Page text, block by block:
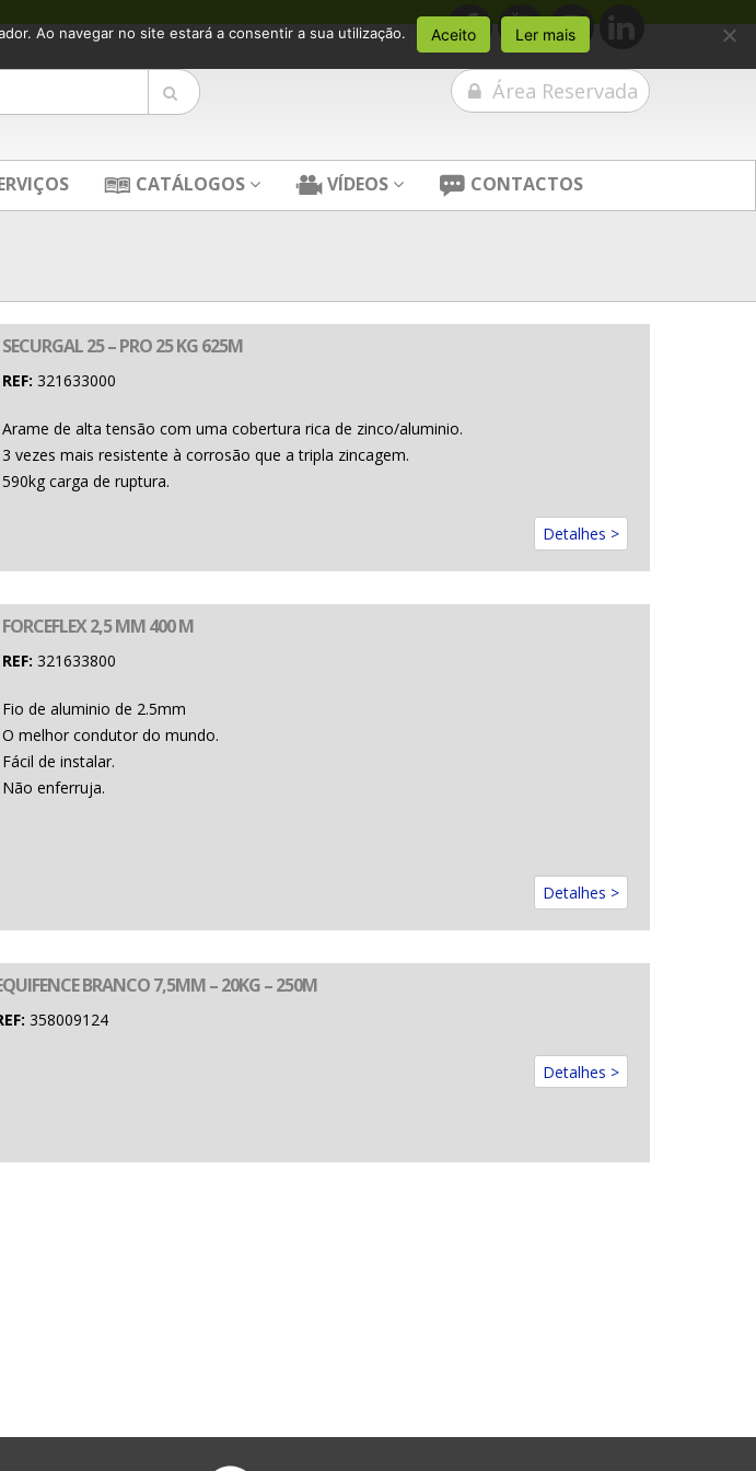
Área Reservada
CATÁLOGOS VÍDEOS CONTACTOS
SECURGAL 25 – PRO 25 KG 625M
REF: 321633000
Arame de alta tensão com uma cobertura rica de zinco/aluminio.
3 vezes mais resistente à corrosão que a tripla zincagem.
590kg carga de ruptura.
Detalhes >
FORCEFLEX 2,5 MM 400 M
REF: 321633800
Fio de aluminio de 2.5mm
O melhor condutor do mundo.
Fácil de instalar.
Não enferruja.
Detalhes >
BRANCO 7,5MM – 20KG – 250M
358009124
Detalhes >
Ao navegar no site estará a consentir a sua utilização. Aceito Ler mais